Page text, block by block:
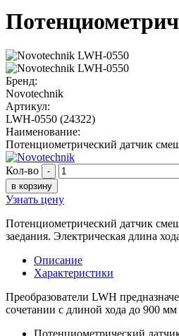
Бренд:
Novotechnik
Артикул:
LWH-0550 (24322)
Наименование:
Потенциометрический датчик
Кол-во -
в корзину
Узнать цену
Потенциометрический датчик
заедания. Электрическая длина
Описание
Характеристики
Преобразователи LWH
сочетании с длиной хода до 900
Потенциометрический